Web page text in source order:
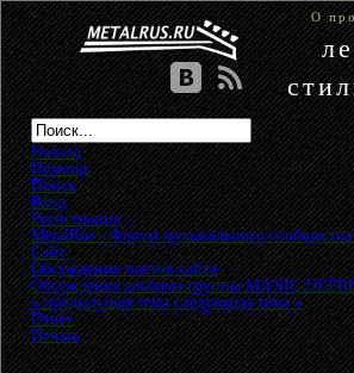
О
Начало
Помощь
Поиск
Вход
Регистрация
MetalRus - Форум музыкального
Сайт»
Обсуждение постов сайта»
Обсуждение альбома группы MANIC
« предыдущая тема следующая тема »
Ответ
Печать